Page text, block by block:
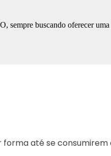
sempre buscando oferecer
até se